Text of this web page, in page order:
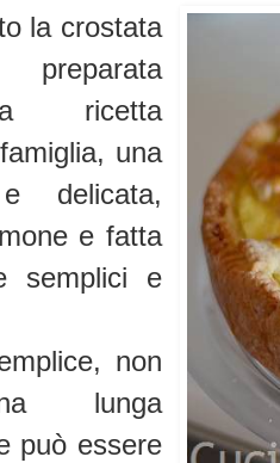
la crostata
ricetta
una
delicata,
e fatta
semplici e
non
lunga
può essere